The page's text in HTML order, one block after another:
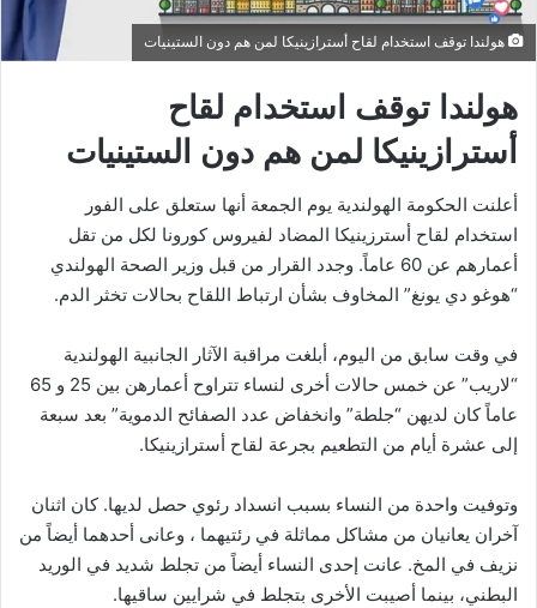
هولندا توقف استخدام لقاح أسترازينيكا لمن هم دون الستينيات
هولندا توقف استخدام لقاح
أسترازينيكا لمن هم دون الستينيات
أعلنت الحكومة الهولندية يوم الجمعة أنها ستعلق على الفور
استخدام لقاح أسترزينيكا المضاد لفيروس كورونا لكل من تقل
أعمارهم عن 60 عاماً. وجدد القرار من قبل وزير الصحة الهولندي
“هوغو دي يونغ” المخاوف بشأن ارتباط اللقاح بحالات تخثر الدم.
في وقت سابق من اليوم، أبلغت مراقبة الآثار الجانبية الهولندية
“لاريب” عن خمس حالات أخرى لنساء تتراوح أعمارهن بين 25 و 65
عاماً كان لديهن “جلطة” وانخفاض عدد الصفائح الدموية” بعد سبعة
إلى عشرة أيام من التطعيم بجرعة لقاح أسترازينيكا.
وتوفيت واحدة من النساء بسبب انسداد رئوي حصل لديها. كان اثنان
آخران يعانيان من مشاكل مماثلة في رئتيهما ، وعانى أحدهما أيضاً من
نزيف في المخ. عانت إحدى النساء أيضاً من تجلط شديد في الوريد
البطني، بينما أصيبت الأخرى بتجلط في شرايين ساقيها.